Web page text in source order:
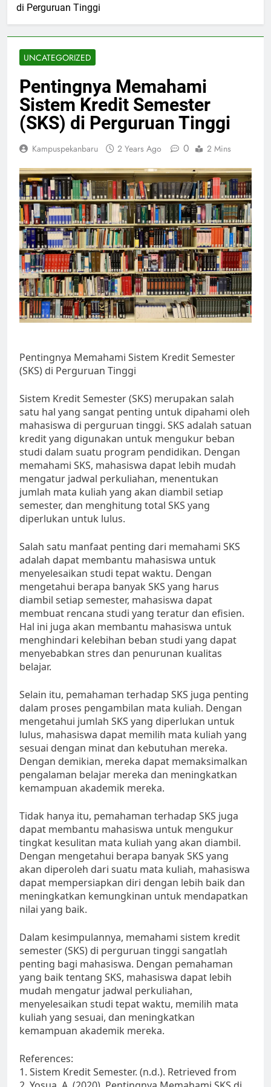
di Perguruan Tinggi
UNCATEGORIZED
Pentingnya Memahami
Sistem Kredit Semester
(SKS) di Perguruan Tinggi
Kampuspekanbaru 2 Years Ago 0 2 Mins
Pentingnya Memahami Sistem Kredit Semester
(SKS) di Perguruan Tinggi
Sistem Kredit Semester (SKS) merupakan salah
satu hal yang sangat penting untuk dipahami oleh
mahasiswa di perguruan tinggi. SKS adalah satuan
kredit yang digunakan untuk mengukur beban
studi dalam suatu program pendidikan. Dengan
memahami SKS, mahasiswa dapat lebih mudah
mengatur jadwal perkuliahan, menentukan
jumlah mata kuliah yang akan diambil setiap
semester, dan menghitung total SKS yang
diperlukan untuk lulus.
Salah satu manfaat penting dari memahami SKS
adalah dapat membantu mahasiswa untuk
menyelesaikan studi tepat waktu. Dengan
mengetahui berapa banyak SKS yang harus
diambil setiap semester, mahasiswa dapat
membuat rencana studi yang teratur dan efisien.
Hal ini juga akan membantu mahasiswa untuk
menghindari kelebihan beban studi yang dapat
menyebabkan stres dan penurunan kualitas
belajar.
Selain itu, pemahaman terhadap SKS juga penting
dalam proses pengambilan mata kuliah. Dengan
mengetahui jumlah SKS yang diperlukan untuk
lulus, mahasiswa dapat memilih mata kuliah yang
sesuai dengan minat dan kebutuhan mereka.
Dengan demikian, mereka dapat memaksimalkan
pengalaman belajar mereka dan meningkatkan
kemampuan akademik mereka.
Tidak hanya itu, pemahaman terhadap SKS juga
dapat membantu mahasiswa untuk mengukur
tingkat kesulitan mata kuliah yang akan diambil.
Dengan mengetahui berapa banyak SKS yang
akan diperoleh dari suatu mata kuliah, mahasiswa
dapat mempersiapkan diri dengan lebih baik dan
meningkatkan kemungkinan untuk mendapatkan
nilai yang baik.
Dalam kesimpulannya, memahami sistem kredit
semester (SKS) di perguruan tinggi sangatlah
penting bagi mahasiswa. Dengan pemahaman
yang baik tentang SKS, mahasiswa dapat lebih
mudah mengatur jadwal perkuliahan,
menyelesaikan studi tepat waktu, memilih mata
kuliah yang sesuai, dan meningkatkan
kemampuan akademik mereka.
References:
1. Sistem Kredit Semester. (n.d.). Retrieved from